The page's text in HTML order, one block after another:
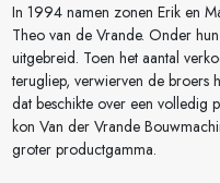
In 1994 namen zonen Erik en
Theo van de Vrande. Onder
uitgebreid. Toen het aantal
terugliep, verwierven de broers
dat beschikte over een volledig
kon Van der Vrande
groter productgamma.